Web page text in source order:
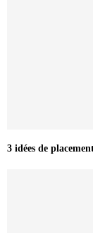
3 idées de